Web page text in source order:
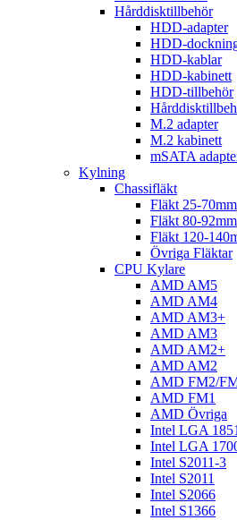
Hårddisktillbehör
HDD-adapter
HDD-
HDD-kablar
HDD-kabinett
HDD-tillbehör
M.2 adapter
M.2 kabinett
mSATA
Kylning
Chassifläkt
Fläkt 25-70mm
Fläkt 80-92mm
Fläkt 120-
Övriga Fläktar
CPU Kylare
AMD AM5
AMD AM4
AMD AM3+
AMD AM3
AMD AM2+
AMD AM2
AMD FM2/
AMD FM1
AMD Övriga
Intel LGA 1851
Intel LGA
Intel S2011-3
Intel S2011
Intel S2066
Intel S1366